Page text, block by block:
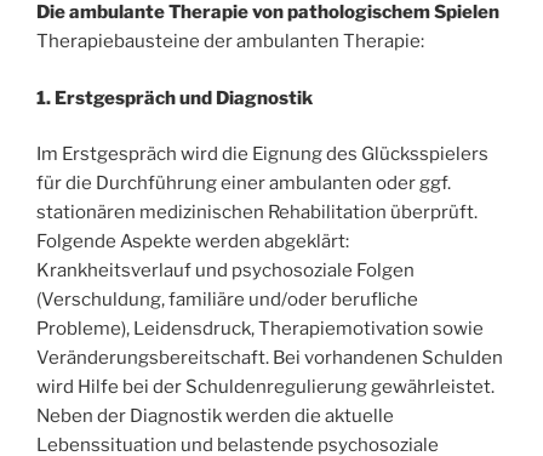
Ö
F
N
I
C
H
T
A
M
Die ambulante Therapie von pathologischem Spielen
Therapiebausteine der ambulanten Therapie:
1. Erstgespräch und Diagnostik
Im Erstgespräch wird die Eignung des Glücksspielers
für die Durchführung einer ambulanten oder ggf.
stationären medizinischen Rehabilitation überprüft.
Folgende Aspekte werden abgeklärt:
Krankheitsverlauf und psychosoziale Folgen
(Verschuldung, familiäre und/oder berufliche
Probleme), Leidensdruck, Therapiemotivation sowie
Veränderungsbereitschaft. Bei vorhandenen Schulden
wird Hilfe bei der Schuldenregulierung gewährleistet.
Neben der Diagnostik werden die aktuelle
Lebenssituation und belastende psychosoziale